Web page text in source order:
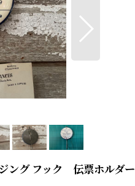
グ フック 伝票ホルダー